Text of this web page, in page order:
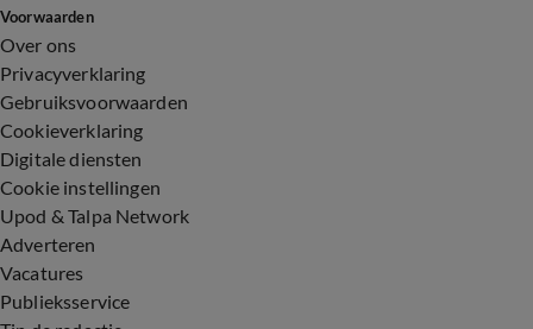
Voorwaarden
Over ons
Privacyverklaring
Gebruiksvoorwaarden
Cookieverklaring
Digitale diensten
Cookie instellingen
Upod & Talpa Network
Adverteren
Vacatures
Publieksservice